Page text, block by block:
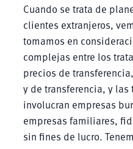
Cuando se trata de
clientes extranjeros,
tomamos en
complejas entre los
precios de
y de transferencia, y las
involucran empresas
empresas familiares,
sin fines de lucro.